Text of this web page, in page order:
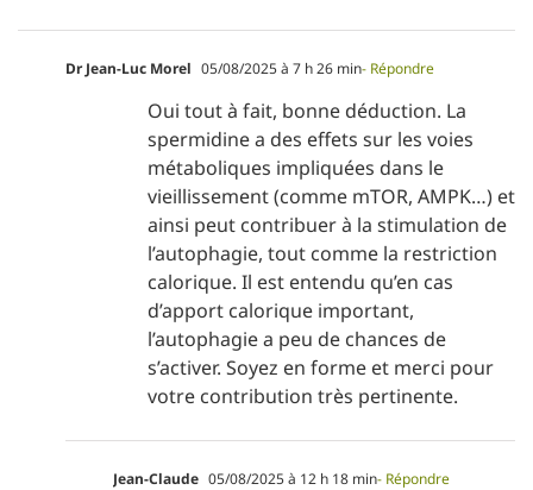
Dr Jean-Luc Morel 05/08/2025 à 7 h 26 min- Répondre
Oui tout à fait, bonne déduction. La
spermidine a des effets sur les voies
métaboliques impliquées dans le
vieillissement (comme mTOR, AMPK…) et
ainsi peut contribuer à la stimulation de
l’autophagie, tout comme la restriction
calorique. Il est entendu qu’en cas
d’apport calorique important,
l’autophagie a peu de chances de
s’activer. Soyez en forme et merci pour
votre contribution très pertinente.
Jean-Claude 05/08/2025 à 12 h 18 min- Répondre